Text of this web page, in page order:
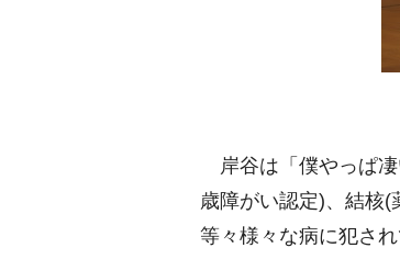
岸谷は「僕やっぱ凄
歳障がい認定)、結核(
等々様々な病に犯さ